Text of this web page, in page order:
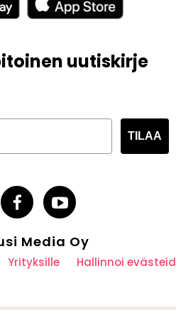
uutiskirje
TILAA
Media Oy
Yrityksille Hallinnoi